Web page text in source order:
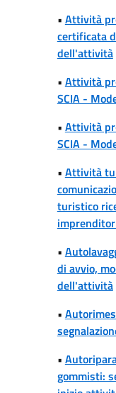
• Attività
certificata
dell'attività
• Attività
SCIA -
• Attività
SCIA -
• Attività
turistico
•
di avvio,
dell'attività
•
•
gommisti: